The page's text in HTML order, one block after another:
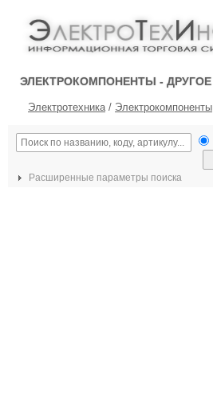
ЭЛЕКТРОКОМПОНЕНТЫ - ДРУГОЕ
Электротехника/ Электрокомпоненты
Расширенные параметры поиска